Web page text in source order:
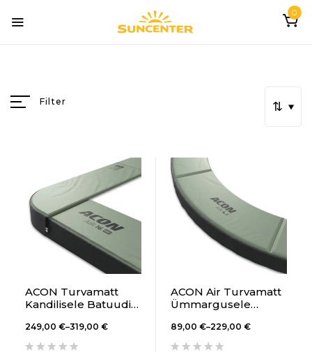
0
Filter
ACON Turvamatt
Kandilisele Batuudile
249,00 €–319,00 €
ACON Air Turvamatt
Ümmargusele
89,00 €–229,00 €